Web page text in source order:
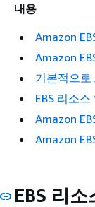
내용
Amazon
Amazon
기본적으로
EBS 리소
Amazon
Amazon
EBS 리